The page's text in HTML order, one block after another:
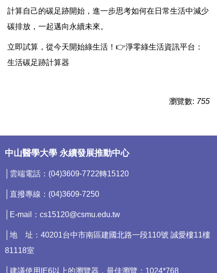
計算自己的碳足跡開始，進一步思考如何在日常生活中減少
碳排放，一起邁向永續未來。
立即試算，從今天開始綠生活！👉淨零綠生活資訊平台：
生活碳足跡計算器
瀏覽數: 755
中山醫學大學 永續發展推動中心
│雲端電話：(04)3609-7722轉15120
│直撥專線：(04)3609-7250
│E-mail：cs15120@csmu.edu.tw
│地 址：40201台中市南區建國北路一段110號 誠愛樓11樓
81118室
│建議使用IE6以上的瀏覽器，最佳瀏覽：1024*768